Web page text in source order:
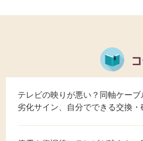
テレビの映りが悪い？同軸ケー
劣化サイン、自分でできる交換